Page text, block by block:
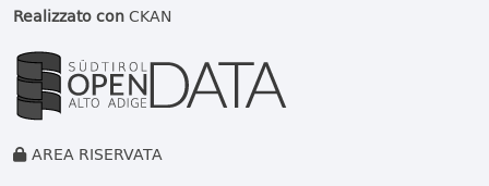
Realizzato conCKAN
AREA RISERVATA